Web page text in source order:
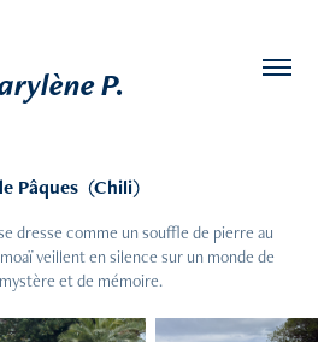
P.
Pâques  (Chili)
dresse comme un souffle de pierre au
veillent en silence sur un monde de
et de mémoire.